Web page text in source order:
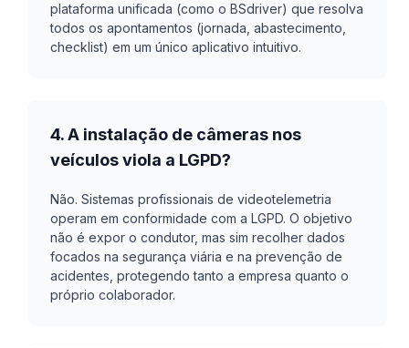
plataforma unificada (como o BSdriver) que resolva
todos os apontamentos (jornada, abastecimento,
checklist) em um único aplicativo intuitivo.
4. A instalação de câmeras nos
veículos viola a LGPD?
Não. Sistemas profissionais de videotelemetria
operam em conformidade com a LGPD. O objetivo
não é expor o condutor, mas sim recolher dados
focados na segurança viária e na prevenção de
acidentes, protegendo tanto a empresa quanto o
próprio colaborador.